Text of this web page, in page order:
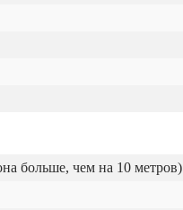
больше, чем на 10 метров)